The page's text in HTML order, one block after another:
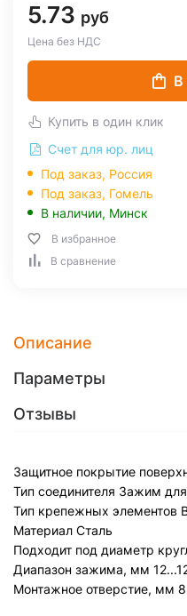
5.73 руб
Цена без НДС
В
Купить в один клик
Счет для юр. лиц
Под заказ, Россия
Под заказ, Гомель
В наличии, Минск
В избранное
В сравнение
Описание
Параметры
Отзывы
Защитное покрытие
Тип соединителя Зажим для
Тип крепежных элементов
Материал Сталь
Подходит под диаметр
Диапазон зажима, мм
Монтажное отверстие, мм 8